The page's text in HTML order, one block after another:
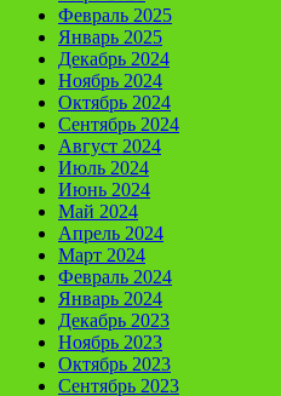
Февраль 2025
Январь 2025
Декабрь 2024
Ноябрь 2024
Октябрь 2024
Сентябрь 2024
Август 2024
Июль 2024
Июнь 2024
Май 2024
Апрель 2024
Март 2024
Февраль 2024
Январь 2024
Декабрь 2023
Ноябрь 2023
Октябрь 2023
Сентябрь 2023